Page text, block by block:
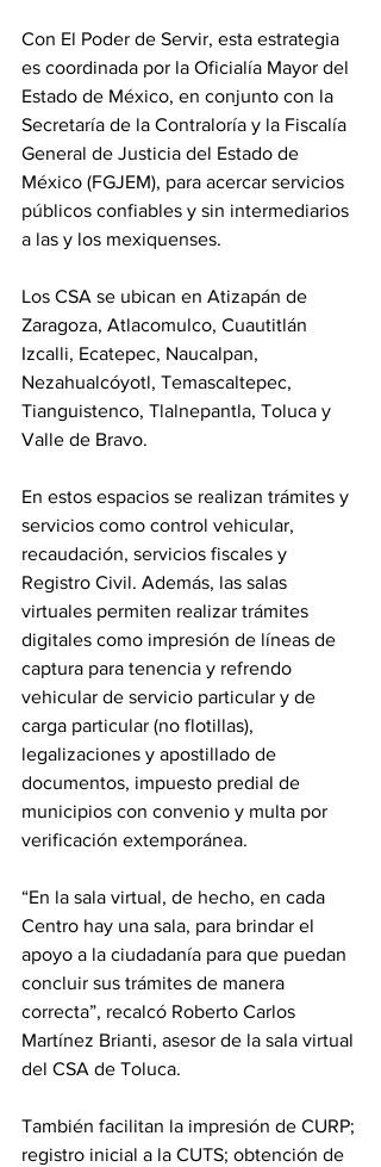
Con El Poder de Servir, esta estrategia
es coordinada por la Oficialía Mayor del
Estado de México, en conjunto con la
Secretaría de la Contraloría y la Fiscalía
General de Justicia del Estado de
México (FGJEM), para acercar servicios
públicos confiables y sin intermediarios
a las y los mexiquenses.
Los CSA se ubican en Atizapán de
Zaragoza, Atlacomulco, Cuautitlán
Izcalli, Ecatepec, Naucalpan,
Nezahualcóyotl, Temascaltepec,
Tianguistenco, Tlalnepantla, Toluca y
Valle de Bravo.
En estos espacios se realizan trámites y
servicios como control vehicular,
recaudación, servicios fiscales y
Registro Civil. Además, las salas
virtuales permiten realizar trámites
digitales como impresión de líneas de
captura para tenencia y refrendo
vehicular de servicio particular y de
carga particular (no flotillas),
legalizaciones y apostillado de
documentos, impuesto predial de
municipios con convenio y multa por
verificación extemporánea.
“En la sala virtual, de hecho, en cada
Centro hay una sala, para brindar el
apoyo a la ciudadanía para que puedan
concluir sus trámites de manera
correcta”, recalcó Roberto Carlos
Martínez Brianti, asesor de la sala virtual
del CSA de Toluca.
También facilitan la impresión de CURP;
registro inicial a la CUTS; obtención de